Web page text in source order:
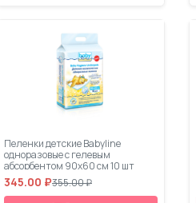
Пеленки детские Babyline
одноразовые с гелевым
абсорбентом 90х60 см 10 шт
345.00 ₽355.00 ₽